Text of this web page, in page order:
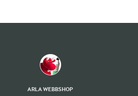
ARLA WEBBSHOP